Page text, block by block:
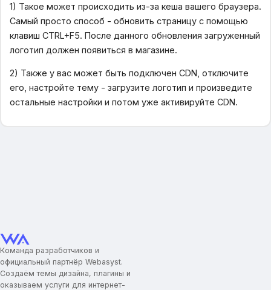
Как добавить свои стили в user.html
Настройка дизайна
Хочу изменить стили шаблона
Отображение подкатегорий
Центральное меню
Настройка основных блоков
Слайдер изображений
1) Такое может происходить из-за кеша вашего браузера.
Самый просто способ - обновить страницу с помощью
клавиш CTRL+F5. После данного обновления загруженный
логотип должен появиться в магазине.
2) Также у вас может быть подключен CDN, отключите
его, настройте тему - загрузите логотип и произведите
остальные настройки и потом уже активируйте CDN.
Команда разработчиков и
официальный партнёр Webasyst.
Создаём темы дизайна, плагины и
оказываем услуги для интернет-